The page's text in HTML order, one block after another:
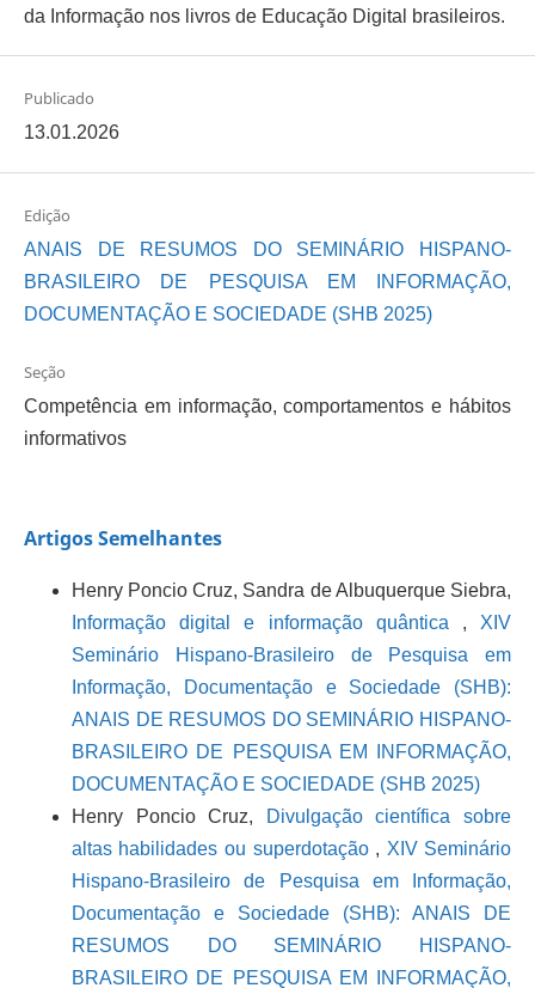
da Informação nos livros de Educação Digital brasileiros.
Publicado
13.01.2026
Edição
ANAIS DE RESUMOS DO SEMINÁRIO HISPANO-
BRASILEIRO DE PESQUISA EM INFORMAÇÃO,
DOCUMENTAÇÃO E SOCIEDADE (SHB 2025)
Seção
Competência em informação, comportamentos e hábitos
informativos
Artigos Semelhantes
Henry Poncio Cruz, Sandra de Albuquerque Siebra,
Informação digital e informação quântica , XIV
Seminário Hispano-Brasileiro de Pesquisa em
Informação, Documentação e Sociedade (SHB):
ANAIS DE RESUMOS DO SEMINÁRIO HISPANO-
BRASILEIRO DE PESQUISA EM INFORMAÇÃO,
DOCUMENTAÇÃO E SOCIEDADE (SHB 2025)
Henry Poncio Cruz,
Divulgação científica sobre
altas habilidades ou superdotação , XIV Seminário
Hispano-Brasileiro de Pesquisa em Informação,
Documentação e Sociedade (SHB): ANAIS DE
RESUMOS DO SEMINÁRIO HISPANO-
BRASILEIRO DE PESQUISA EM INFORMAÇÃO,